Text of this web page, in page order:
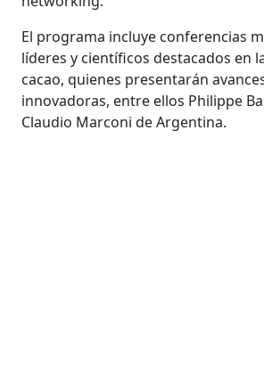
El programa incluye conferencias
líderes y científicos destacados en
cacao, quienes presentarán
innovadoras, entre ellos Philippe
Claudio Marconi de Argentina.